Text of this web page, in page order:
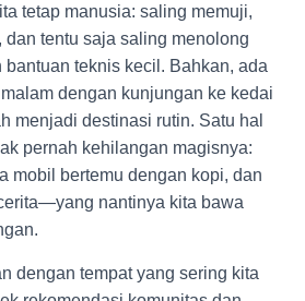
tetap manusia: saling memuji,
tentu saja saling menolong
bantuan teknis kecil. Bahkan, ada
dengan kunjungan ke kedai
menjadi destinasi rutin. Satu hal
pernah kehilangan magisnya:
mobil bertemu dengan kopi, dan
nantinya kita bawa
dengan tempat yang sering kita